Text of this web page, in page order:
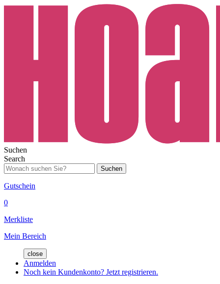
Suchen
Search
Suchen
Gutschein
0
Merkliste
Mein Bereich
close
Anmelden
Noch kein Kundenkonto? Jetzt registrieren.